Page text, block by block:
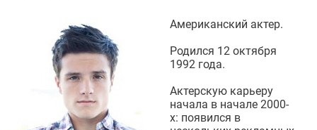
Американский актер.
Родился 12 октября
1992 года.
Актерскую карьеру
начала в начале 2000-
х: появился в